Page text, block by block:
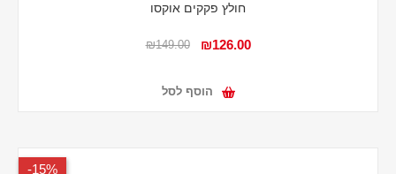
חולץ פקקים אוקסו
₪126.00
₪149.00
הוסף לסל
15%-